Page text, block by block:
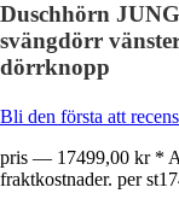
Duschhörn
svängdörr
dörrknopp
Bli den första att
pris — 17499,00 kr *
fraktkostnader. per st